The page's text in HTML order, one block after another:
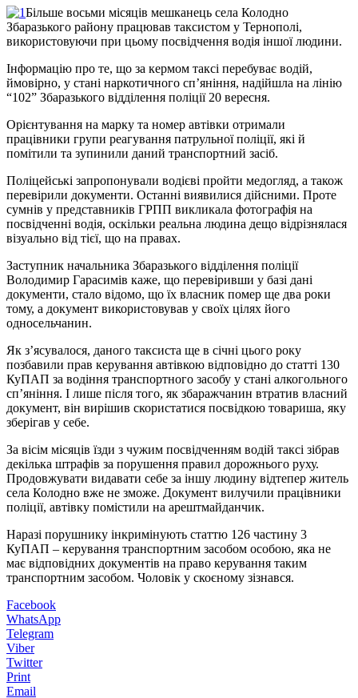
Більше восьми місяців мешканець села Колодно
Збаразького району працював таксистом у Тернополі,
використовуючи при цьому посвідчення водія іншої людини.
Інформацію про те, що за кермом таксі перебуває водій,
ймовірно, у стані наркотичного сп’яніння, надійшла на лінію
“102” Збаразького відділення поліції 20 вересня.
Орієнтування на марку та номер автівки отримали
працівники групи реагування патрульної поліції, які й
помітили та зупинили даний транспортний засіб.
Поліцейські запропонували водієві пройти медогляд, а також
перевірили документи. Останні виявилися дійсними. Проте
сумнів у представників ГРПП викликала фотографія на
посвідченні водія, оскільки реальна людина дещо відрізнялася
візуально від тієї, що на правах.
Заступник начальника Збаразького відділення поліції
Володимир Гарасимів каже, що перевіривши у базі дані
документи, стало відомо, що їх власник помер ще два роки
тому, а документ використовував у своїх цілях його
односельчанин.
Як з’ясувалося, даного таксиста ще в січні цього року
позбавили прав керування автівкою відповідно до статті 130
КуПАП за водіння транспортного засобу у стані алкогольного
сп’яніння. І лише після того, як збаражчанин втратив власний
документ, він вирішив скористатися посвідкою товариша, яку
зберігав у себе.
За вісім місяців їзди з чужим посвідченням водій таксі зібрав
декілька штрафів за порушення правил дорожнього руху.
Продовжувати видавати себе за іншу людину відтепер житель
села Колодно вже не зможе. Документ вилучили працівники
поліції, автівку помістили на арештмайданчик.
Наразі порушнику інкримінують статтю 126 частину 3
КуПАП – керування транспортним засобом особою, яка не
має відповідних документів на право керування таким
транспортним засобом. Чоловік у скоєному зізнався.
Facebook
WhatsApp
Telegram
Viber
Twitter
Print
Email